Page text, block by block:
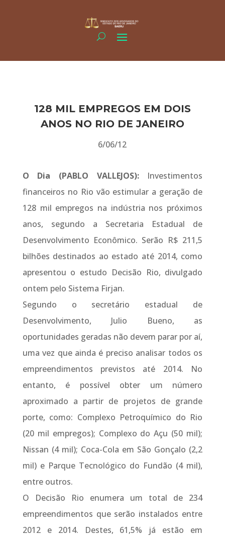
128 MIL EMPREGOS EM DOIS
ANOS NO RIO DE JANEIRO
6/06/12
O Dia (PABLO VALLEJOS): Investimentos
financeiros no Rio vão estimular a geração de
128 mil empregos na indústria nos próximos
anos, segundo a Secretaria Estadual de
Desenvolvimento Econômico. Serão R$ 211,5
bilhões destinados ao estado até 2014, como
apresentou o estudo Decisão Rio, divulgado
ontem pelo Sistema Firjan.
Segundo o secretário estadual de
Desenvolvimento, Julio Bueno, as
oportunidades geradas não devem parar por aí,
uma vez que ainda é preciso analisar todos os
empreendimentos previstos até 2014. No
entanto, é possível obter um número
aproximado a partir de projetos de grande
porte, como: Complexo Petroquímico do Rio
(20 mil empregos); Complexo do Açu (50 mil);
Nissan (4 mil); Coca-Cola em São Gonçalo (2,2
mil) e Parque Tecnológico do Fundão (4 mil),
entre outros.
O Decisão Rio enumera um total de 234
empreendimentos que serão instalados entre
2012 e 2014. Destes, 61,5% já estão em